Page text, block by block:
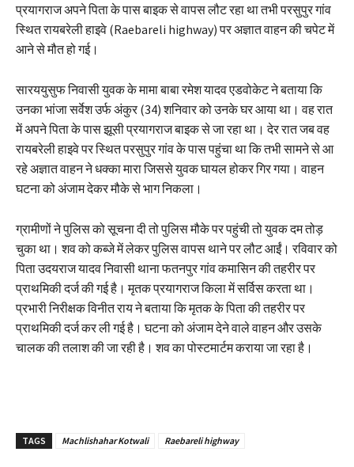
प्रयागराज अपने पिता के पास बाइक से वापस लौट रहा था तभी परसुपुर गांव
स्थित रायबरेली हाइवे (Raebareli highway) पर अज्ञात वाहन की चपेट में
आने से मौत हो गई।
सारययुसुफ निवासी युवक के मामा बाबा रमेश यादव एडवोकेट ने बताया कि
उनका भांजा सर्वेश उर्फ अंकुर (34) शनिवार को उनके घर आया था। वह रात
में अपने पिता के पास झूसी प्रयागराज बाइक से जा रहा था। देर रात जब वह
रायबरेली हाइवे पर स्थित परसुपुर गांव के पास पहुंचा था कि तभी सामने से आ
रहे अज्ञात वाहन ने धक्का मारा जिससे युवक घायल होकर गिर गया। वाहन
घटना को अंजाम देकर मौके से भाग निकला।
ग्रामीणों ने पुलिस को सूचना दी तो पुलिस मौके पर पहुंची तो युवक दम तोड़
चुका था। शव को कब्जे में लेकर पुलिस वापस थाने पर लौट आईं। रविवार को
पिता उदयराज यादव निवासी थाना फतनपुर गांव कमासिन की तहरीर पर
प्राथमिकी दर्ज की गई है। मृतक प्रयागराज किला में सर्विस करता था।
प्रभारी निरीक्षक विनीत राय ने बताया कि मृतक के पिता की तहरीर पर
प्राथमिकी दर्ज कर ली गई है। घटना को अंजाम देने वाले वाहन और उसके
चालक की तलाश की जा रही है। शव का पोस्टमार्टम कराया जा रहा है।
TAGS Machlishahar Kotwali Raebareli highway